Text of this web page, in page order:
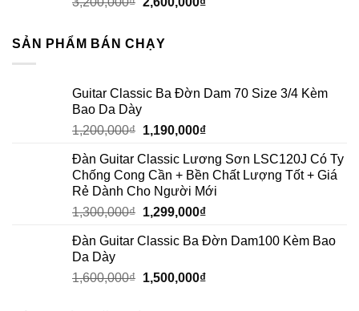
SẢN PHẨM BÁN CHẠY
Guitar Classic Ba Đờn Dam 70 Size 3/4 Kèm
Bao Da Dày
1,200,000₫ 1,190,000₫
Đàn Guitar Classic Lương Sơn LSC120J Có Ty
Chống Cong Cần + Bền Chất Lượng Tốt + Giá
Rẻ Dành Cho Người Mới
1,300,000₫ 1,299,000₫
Đàn Guitar Classic Ba Đờn Dam100 Kèm Bao
Da Dày
1,600,000₫ 1,500,000₫